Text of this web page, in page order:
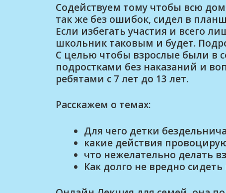
Содействуем тому чтобы всю
так же без ошибок, сидел в
Если избегать участия и всего
школьник таковым и будет.
С целью чтобы взрослые были в
подростками без наказаний и
ребятами с 7 лет до 13 лет.
Расскажем о темах:
Для чего детки
какие действия
что нежелательно делать
Как долго не вредно